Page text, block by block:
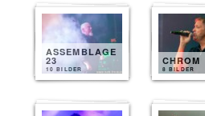
ASSEMBLAGE
23
10 BILDER
CHROM
8 BILDER